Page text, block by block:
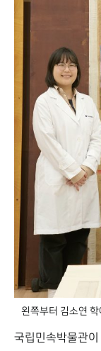
왼쪽부터 김소연
국립민속박물관